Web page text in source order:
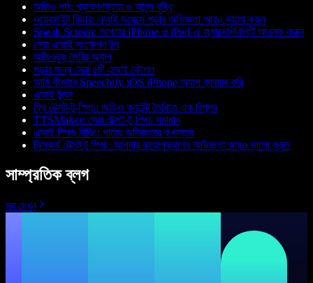
অডিও পাঠ: প্রবেশগম্যতা ও আনন্দ বৃদ্ধি
ওয়েবসাইট রিডার: এআই ভয়েসে পড়ার অভিজ্ঞতা আরও ভালো করুন
Speak Screen: আপনার iPhone ও iPad-এ অ্যাক্সেসিবিলিটি আনলক করুন
সেরা এআই সংক্ষেপণ টুল
অডিওবুক তৈরির অ্যাপ
পড়ার জন্য সেরা ৫টি এআই কৌশল
আমি কীভাবে Speechify iOS iPhone অ্যাপ ব্যবহার করি
এআই টুলস
ফ্রি টেক্সট-টু-স্পিচ: অডিও কনটেন্ট তৈরিতে এক বিপ্লব
TTSMaker: সেরা টেক্সট-টু-স্পিচ সমাধান
এআই স্পিড রিডিং: পাঠের অভিজ্ঞতার রূপান্তর
ডিসকর্ড টেক্সট টু স্পিচ: আপনার কথোপকথনের অভিজ্ঞতা আরও ভালো করুন
সাম্প্রতিক ব্লগ
সব দেখুন